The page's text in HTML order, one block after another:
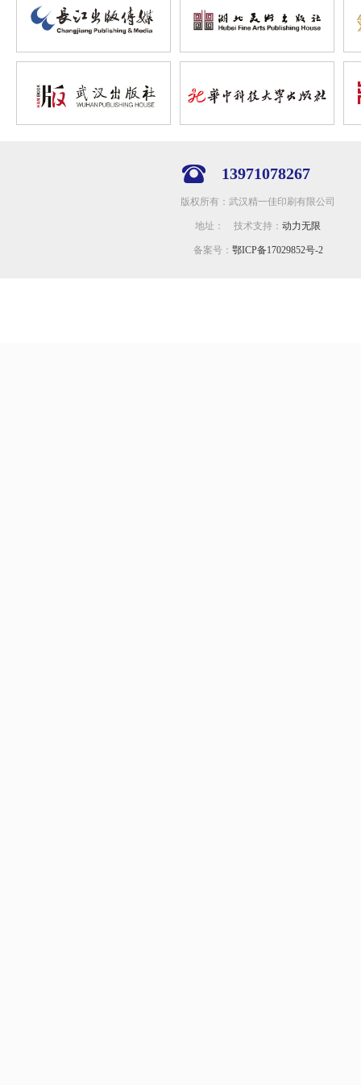
13971078267
版权所有：武汉精一佳印刷有限公司
地址： 技术支持： 动力无限
备案号： 鄂ICP备17029852号-2